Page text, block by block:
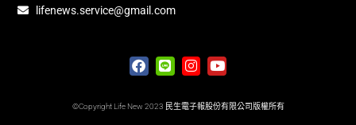
lifenews.service@gmail.com
©Copyright Life New 2023 民生電子報股份有限公司版權所有